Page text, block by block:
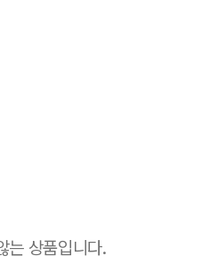
는 상품입니다.